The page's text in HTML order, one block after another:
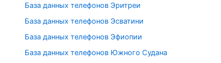
База данных телефонов Эритреи
База данных телефонов Эсватини
База данных телефонов Эфиопии
База данных телефонов Южного Судана